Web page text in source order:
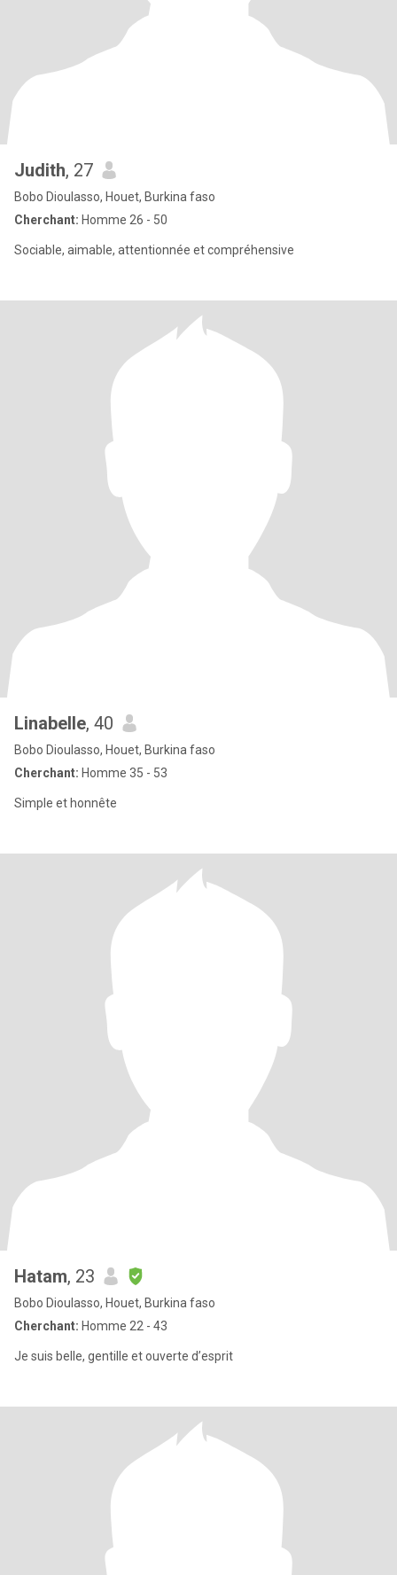
Judith, 27
Bobo Dioulasso, Houet, Burkina faso
Cherchant: Homme 26 - 50
Sociable, aimable, attentionnée et compréhensive
Linabelle, 40
Bobo Dioulasso, Houet, Burkina faso
Cherchant: Homme 35 - 53
Simple et honnête
Hatam, 23
Bobo Dioulasso, Houet, Burkina faso
Cherchant: Homme 22 - 43
Je suis belle, gentille et ouverte d’esprit